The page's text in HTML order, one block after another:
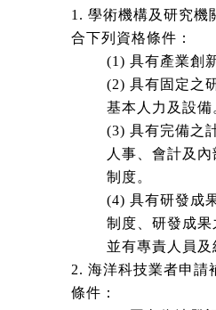
1. 學術機構及研究機
合下列資格條件：
(1) 具有產業創
(2) 具有固定之
基本人力及設備
(3) 具有完備之
人事、會計及
制度。
(4) 具有研發成
制度、研發成果
並有專責人員及
2. 海洋科技業者申請
條件：